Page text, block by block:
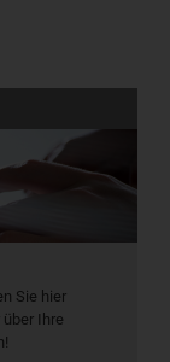
Sie hier
Ihre